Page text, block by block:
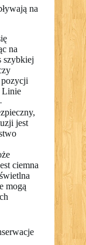
na
na
szybkiej
Linie
jest
ciemna
mogą